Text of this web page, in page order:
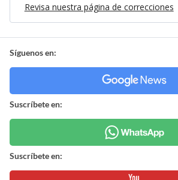
Revisa nuestra página de correcciones
Síguenos en:
Suscríbete en:
Suscríbete en: